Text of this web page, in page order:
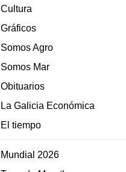
Cultura
Gráficos
Somos Agro
Somos Mar
Obituarios
La Galicia Económica
El tiempo
Mundial 2026